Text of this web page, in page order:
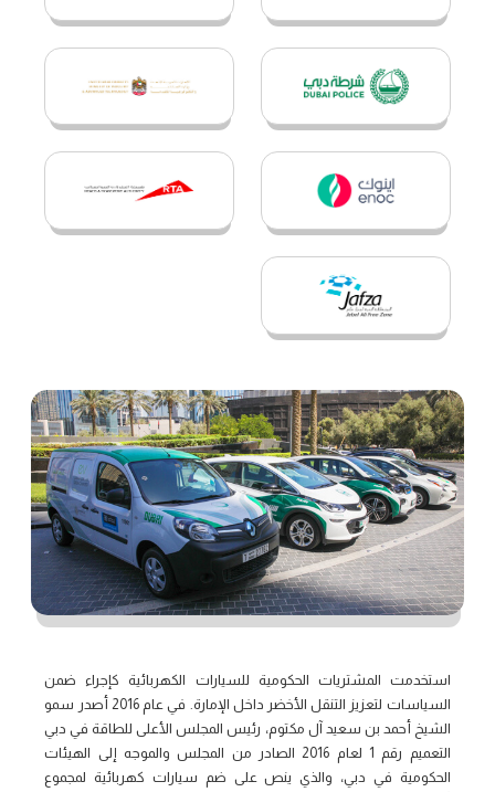
استخدمت المشتريات الحكومية للسيارات الكهربائية كإجراء ضمن
السياسات لتعزيز التنقل الأخضر داخل الإمارة. في عام 2016 أصدر سمو
الشيخ أحمد بن سعيد آل مكتوم، رئيس المجلس الأعلى للطاقة في دبي
التعميم رقم 1 لعام 2016 الصادر من المجلس والموجه إلى الهيئات
الحكومية في دبي، والذي ينص على ضم سيارات كهربائية لمجموع